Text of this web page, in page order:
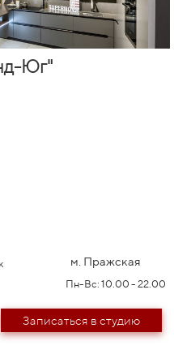
Юг"
м. Пражская
Пн-Вс: 10.00 - 22.00
Записаться в студию